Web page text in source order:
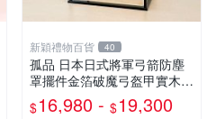
新穎禮物百貨 40
孤品 日本日式將軍弓箭防塵
罩擺件金箔破魔弓盔甲實木展
示柜
$16,980 - $19,300